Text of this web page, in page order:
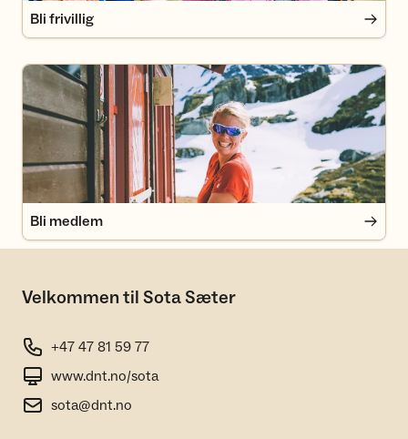
Bli frivillig
Bli medlem
Bli medlem
Velkommen til Sota Sæter
+47 47 81 59 77
www.dnt.no/sota
sota@dnt.no